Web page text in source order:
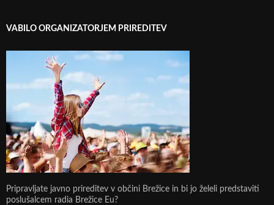
VABILO ORGANIZATORJEM PRIREDITEV
Pripravljate javno prireditev v občini Brežice in bi jo želeli predstaviti
poslušalcem radia Brežice Eu?